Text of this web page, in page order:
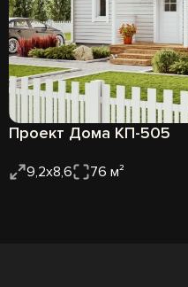
Проект Дома КП-505
9,2х8,6 76 м²